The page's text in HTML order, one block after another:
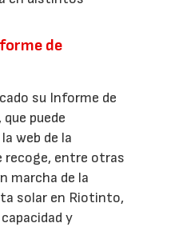
de
su Informe de
puede
web de la
recoge, entre otras
marcha de la
solar en Riotinto,
y